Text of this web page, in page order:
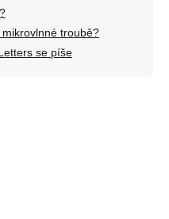
troubě?
se píše